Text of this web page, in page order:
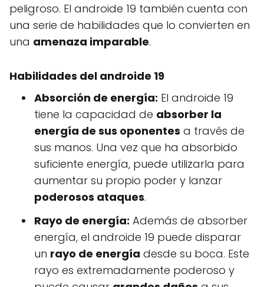
peligroso. El androide 19 también cuenta con
una serie de habilidades que lo convierten en
una amenaza imparable.
Habilidades del androide 19
Absorción de energía: El androide 19
tiene la capacidad de absorber la
energía de sus oponentes a través de
sus manos. Una vez que ha absorbido
suficiente energía, puede utilizarla para
aumentar su propio poder y lanzar
poderosos ataques.
Rayo de energía: Además de absorber
energía, el androide 19 puede disparar
un rayo de energía desde su boca. Este
rayo es extremadamente poderoso y